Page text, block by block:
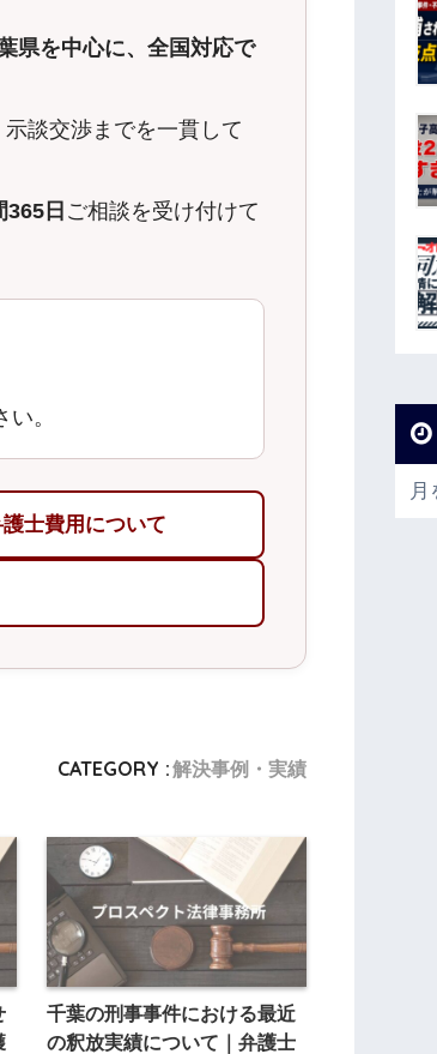
県を中心に、全国対応で
談交渉までを一貫して
365日 ご相談を受け付けて
。
士費用について
CATEGORY :解決事例・実績
千葉の刑事事件における最近
の釈放実績について｜弁護士